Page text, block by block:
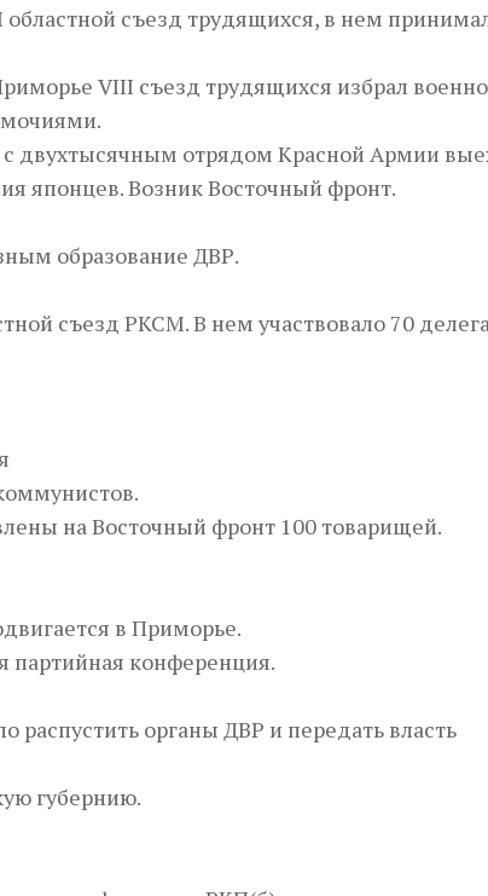
съезд трудящихся, в нем
VIII съезд трудящихся избрал
двухтысячным отрядом Красной Армии
японцев. Возник Восточный фронт.
образование ДВР.
съезд РКСМ. В нем участвовало 70
на Восточный фронт 100 товарищей.
в Приморье.
партийная конференция.
распустить органы ДВР и передать власть
губернию.